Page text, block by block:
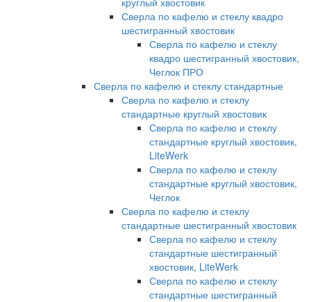
Сверла по кафелю и стеклу квадро
шестигранный хвостовик
Сверла по кафелю и стеклу
квадро шестигранный хвостовик,
Чеглок ПРО
Сверла по кафелю и стеклу стандартные
Сверла по кафелю и стеклу
стандартные круглый хвостовик
Сверла по кафелю и стеклу
стандартные круглый хвостовик,
LiteWerk
Сверла по кафелю и стеклу
стандартные круглый хвостовик,
Чеглок
Сверла по кафелю и стеклу
стандартные шестигранный хвостовик
Сверла по кафелю и стеклу
стандартные шестигранный
хвостовик, LiteWerk
Сверла по кафелю и стеклу
стандартные шестигранный